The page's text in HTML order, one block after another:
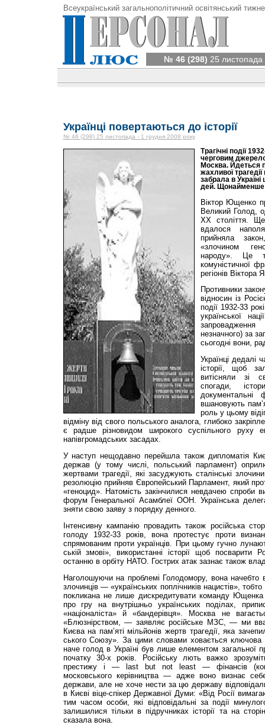
Всеукраїнський загальнополітичний освітянський
№ 46 (298) 25
Українці повертаються до історії
№ 46 (298) 25 листопада - 1 грудня 2008 року
Трагічні події
черговим
Москва. Йдеться
жахливої
забрала в
дей. Щонайменше
Віктор Ющенко
Великий Голод,
XX століття.
вдалося
прийняла
«злочином
народу». Це
комуністичної
регіонів Віктора
Противники
відносин із
події 1932-33
української
незначного) за
сьогодні вони,
Українці дедалі
історії, щоб
витісняли зі
спогади,
документальні
вшановують
роль у цьому
відміну від свого польського аналога, глибоко
є радше різновидом широкого суспільного руху
напівгромадських засадах.
У наступ нещодавно перейшла також дипломатія
держав (у тому числі, польський парламент)
жертвами трагедії, які засуджують сталінські
резолюцію прийняв Європейський Парламент, який
«геноцид». Натомість закінчилися невдачею спроби
форум Генеральної Асамблеї ООН. Українська
зняти свою заяву з порядку денного.
Інтенсивну кампанію провадить також російська
голоду 1932-33 років, вона протестує проти
спрямованим проти українців. При цьому гучно
ській змові», використанні історії щоб посварити
останню в орбіту НАТО. Гострих атак зазнає також
Наголошуючи на проблемі Голодомору, вона начебто
злочинців — «українських поплічників нацистів»,
покликана не лише дискредитувати команду
про гру на внутрішньо українських поділах,
«націоналіста» й «бандерівця». Москва не
«Блюзнірством, — заявляє російське МЗС, — ми
Києва на пам’я­ті мільйонів жертв трагедії, яка
ського Союзу». За ци­ми словами ховається ключова
наче голод в Україні був лише елементом загальної
початку 30-х років. Російську лють важко
престижу і — last but not least — фінансів
московського керівництва — адже воно визнає
держави, але не хоче нести за цю державу
в Києві віце-спікер Державної Думи: «Від Росії
тим часом особи, які відповідальні за події
залишилися тільки в підручниках історії та на
сказала вона.